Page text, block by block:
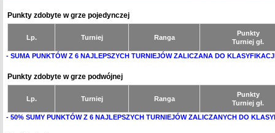
Punkty zdobyte w grze pojedynczej
Lp. Turniej Ranga
Punkty
Turniej gł.
- SUMA PUNKTÓW Z 6 NAJLEPSZYCH TURNIEJÓW ZALICZANA DO
Punkty zdobyte w grze podwójnej
Lp. Turniej Ranga
Punkty
Turniej gł.
- 50% SUMY PUNKTÓW Z 6 NAJLEPSZYCH TURNIEJÓW ZALICZANYCH DO